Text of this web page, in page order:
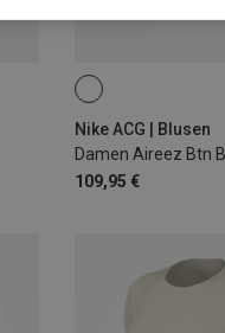
Nike ACG | Blusen
Damen Aireez Btn
109,95 €
XS